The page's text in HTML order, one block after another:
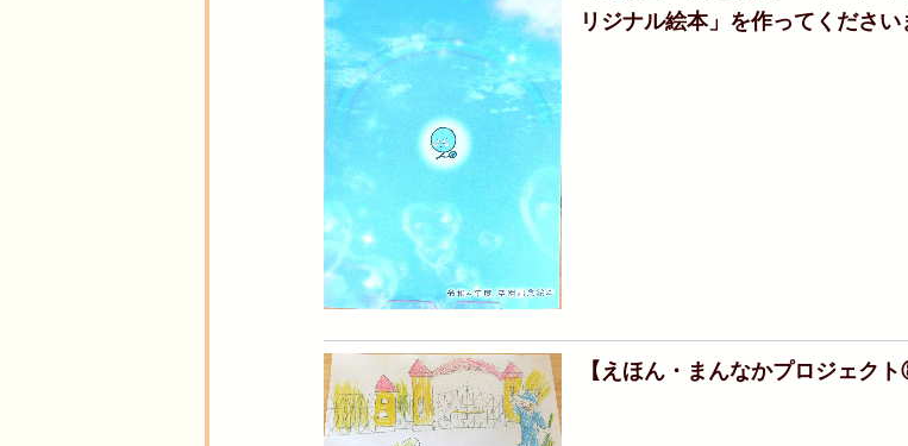
リジナル絵本」を作ってください
【えほん・まんなかプロジェク